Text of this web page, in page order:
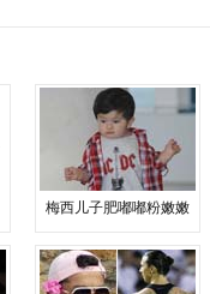
梅西儿子肥嘟嘟粉嫩嫩